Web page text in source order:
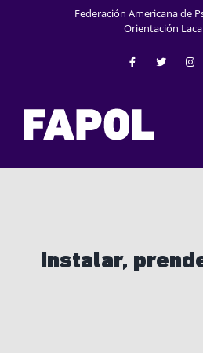
Federación Americana de
Orientación
Instalar,